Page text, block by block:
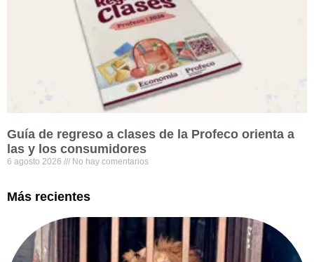
Guía de regreso a clases de la Profeco orienta a
las y los consumidores
6 agosto 2026 No hay comentarios
Más recientes